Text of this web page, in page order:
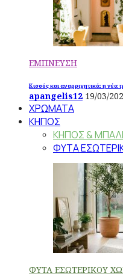
ΕΜΠΝΕΥΣΗ
Κισσός και αναρριχητικά: η
apangelis12 19/03/
ΧΡΩΜΑΤΑ
ΚΗΠΟΣ
ΚΗΠΟΣ &
ΦΥΤΑ
ΦΥΤΑ ΕΣΩΤΕΡΙΚΟΥ